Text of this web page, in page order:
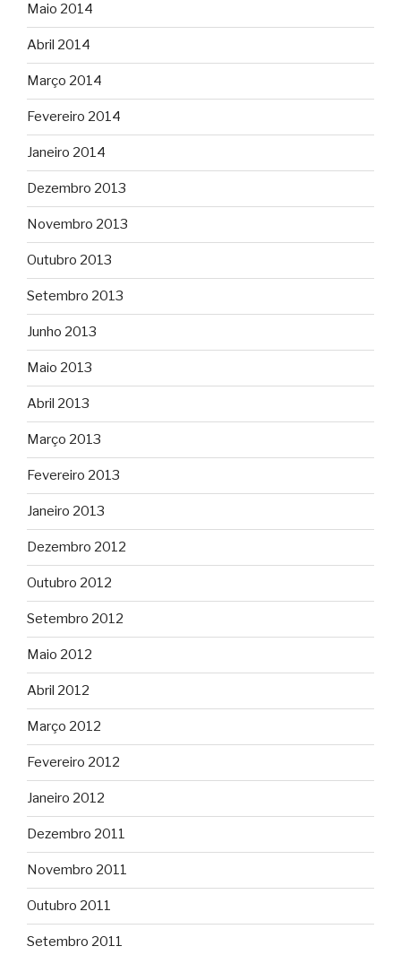
Maio 2014
Abril 2014
Março 2014
Fevereiro 2014
Janeiro 2014
Dezembro 2013
Novembro 2013
Outubro 2013
Setembro 2013
Junho 2013
Maio 2013
Abril 2013
Março 2013
Fevereiro 2013
Janeiro 2013
Dezembro 2012
Outubro 2012
Setembro 2012
Maio 2012
Abril 2012
Março 2012
Fevereiro 2012
Janeiro 2012
Dezembro 2011
Novembro 2011
Outubro 2011
Setembro 2011